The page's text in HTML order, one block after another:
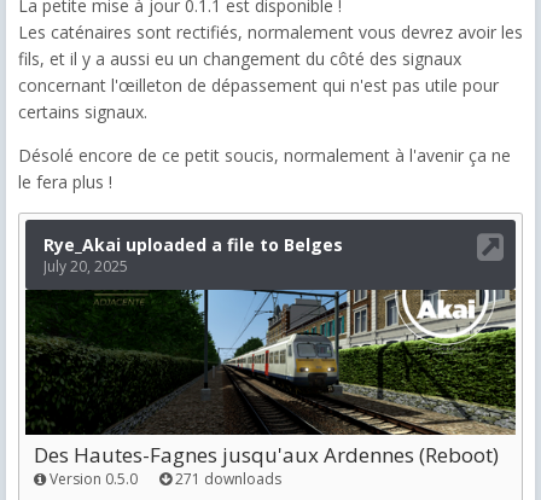
La petite mise à jour 0.1.1 est disponible !
Les caténaires sont rectifiés, normalement vous devrez avoir les
fils, et il y a aussi eu un changement du côté des signaux
concernant l'œilleton de dépassement qui n'est pas utile pour
certains signaux.
Désolé encore de ce petit soucis, normalement à l'avenir ça ne
le fera plus !